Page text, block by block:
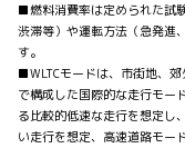
■燃料消費率は定められた試
渋滞等）や運転方法（急発進
す。
■WLTCモードは、市街地、
で構成した国際的な走行モー
る比較的低速な走行を想定し
い走行を想定、高速道路モー